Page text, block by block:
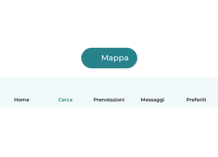
Home Cerca Prenotazioni Messaggi Preferiti
Mappa